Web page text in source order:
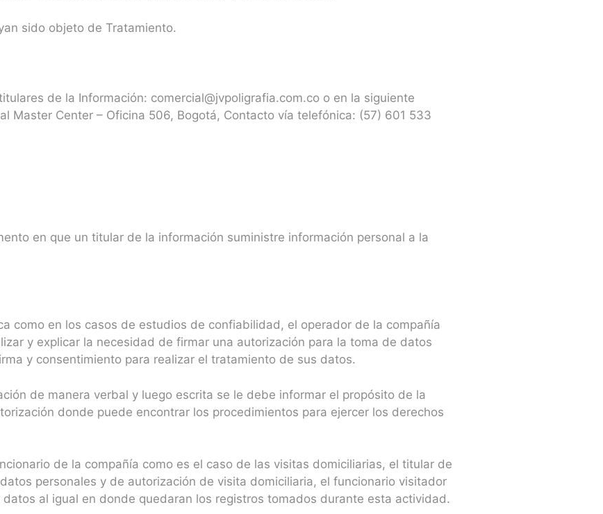
sido objeto de Tratamiento.
de la Información: comercial@jvpoligrafia.com.co o en la siguiente
Master Center – Oficina 506, Bogotá, Contacto vía telefónica: (57) 601 533
en que un titular de la información suministre información personal a la
como en los casos de estudios de confiabilidad, el operador de la compañía
y explicar la necesidad de firmar una autorización para la toma de datos
y consentimiento para realizar el tratamiento de sus datos.
de manera verbal y luego escrita se le debe informar el propósito de la
donde puede encontrar los procedimientos para ejercer los derechos
de la compañía como es el caso de las visitas domiciliarias, el titular de
personales y de autorización de visita domiciliaria, el funcionario visitador
al igual en donde quedaran los registros tomados durante esta actividad.